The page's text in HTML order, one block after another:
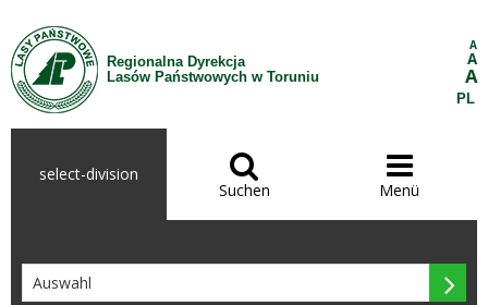
Zum Inhalt wechseln
Regionalna Dyrekcja
Lasów Państwowych w Toruniu
A
A
A
PL
select-division 
Suchen

Menü
